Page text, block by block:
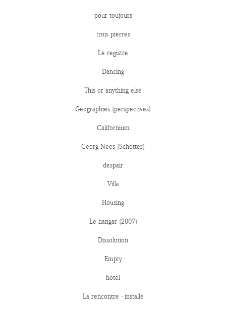
pour toujours
trois pierres
Le registre
Dancing
This or anything else
Géographies (perspectives)
Californium
Georg Nees (Schotter)
despair
Villa
Housing
Le hangar (2007)
Dissolution
Empty
hotel
La rencontre - installe